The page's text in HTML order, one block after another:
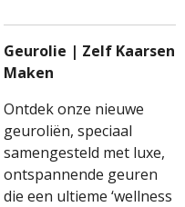
Geurolie | Zelf Kaarsen
Maken
Ontdek onze nieuwe
geuroliën, speciaal
samengesteld met luxe,
ontspannende geuren
die een ultieme ‘wellness